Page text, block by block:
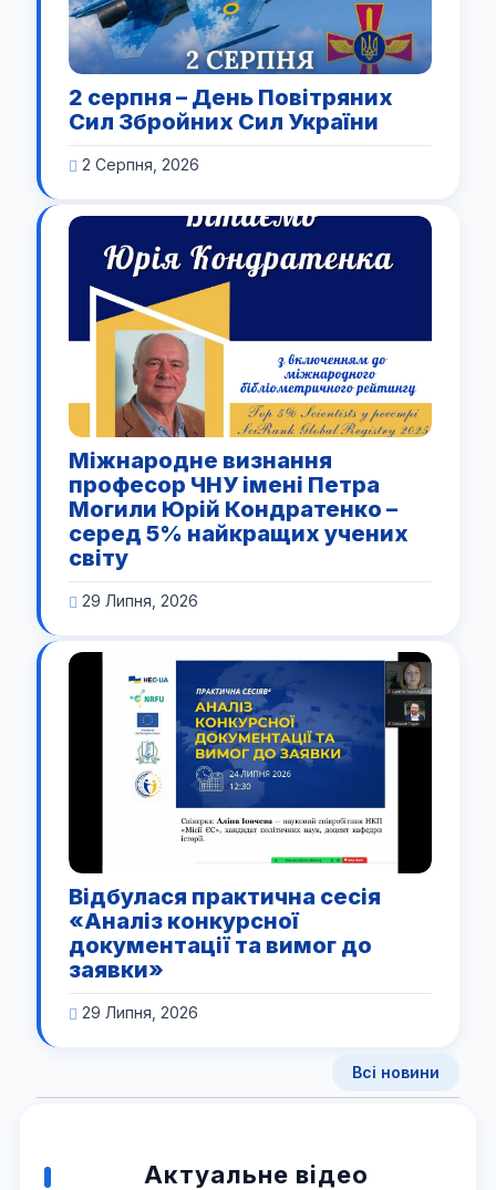
2 серпня – День Повітряних
Сил Збройних Сил України
2 Серпня, 2026
Міжнародне визнання
професор ЧНУ імені Петра
Могили Юрій Кондратенко –
серед 5% найкращих учених
світу
29 Липня, 2026
Відбулася практична сесія
«Аналіз конкурсної
документації та вимог до
заявки»
29 Липня, 2026
Всі новини
Актуальне відео